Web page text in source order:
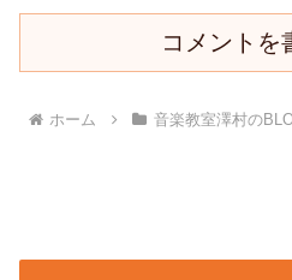
コメントを
ホーム 音楽教室澤村の